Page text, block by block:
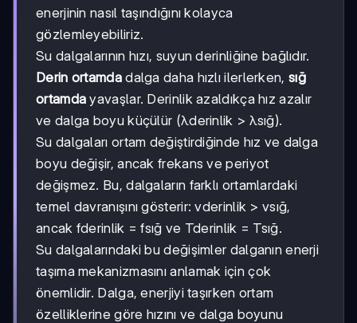
enerjinin nasıl taşındığını kolayca
gözlemleyebiliriz.
Su dalgalarının hızı, suyun derinliğine bağlıdır.
Derin ortamdadalga daha hızlı ilerlerken, sığ
ortamda yavaşlar. Derinlik azaldıkça hız azalır
ve dalga boyu küçülür (λderinlik > λsığ).
Su dalgaları ortam değiştirdiğinde hız ve dalga
boyu değişir, ancak frekans ve periyot
değişmez. Bu, dalgaların farklı ortamlardaki
temel davranışını gösterir: vderinlik > vsığ,
ancak fderinlik = fsığ ve Tderinlik = Tsığ.
Su dalgalarındaki bu değişimler dalganın enerji
taşıma mekanizmasını anlamak için çok
önemlidir. Dalga, enerjiyi taşırken ortam
özelliklerine göre hızını ve dalga boyunu